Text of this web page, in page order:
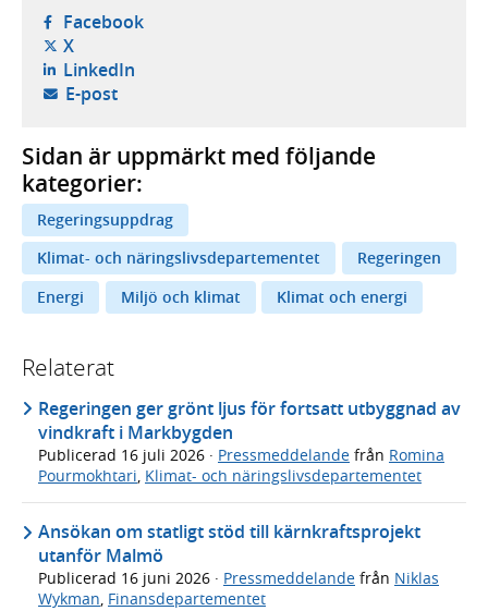
Facebook- öppnas i ny flik, extern webbplats,
X- öppnas i ny flik, extern webbplats,
LinkedIn- öppnas i ny flik, extern webbplats,
E-post- öppnar din e-postklient,
Sidan är uppmärkt med följande
kategorier:
Regeringsuppdrag
Klimat- och näringslivsdepartementet
Regeringen
Energi
Miljö och klimat Klimat och energi
Relaterat
Regeringen ger grönt ljus för fortsatt utbyggnad av
vindkraft i Markbygden
Publicerad 16 juli 2026 · Pressmeddelande från Romina
Pourmokhtari, Klimat- och näringslivsdepartementet
Ansökan om statligt stöd till kärnkraftsprojekt
utanför Malmö
Publicerad 16 juni 2026 · Pressmeddelande från Niklas
Wykman, Finansdepartementet